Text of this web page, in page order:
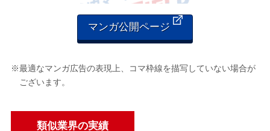
マンガ公開ページ
※最適なマンガ広告の表現上、コマ枠線を描写していない場合が
ございます。
類似業界の実績